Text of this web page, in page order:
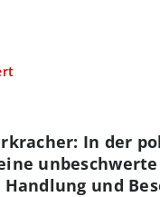
In der
und